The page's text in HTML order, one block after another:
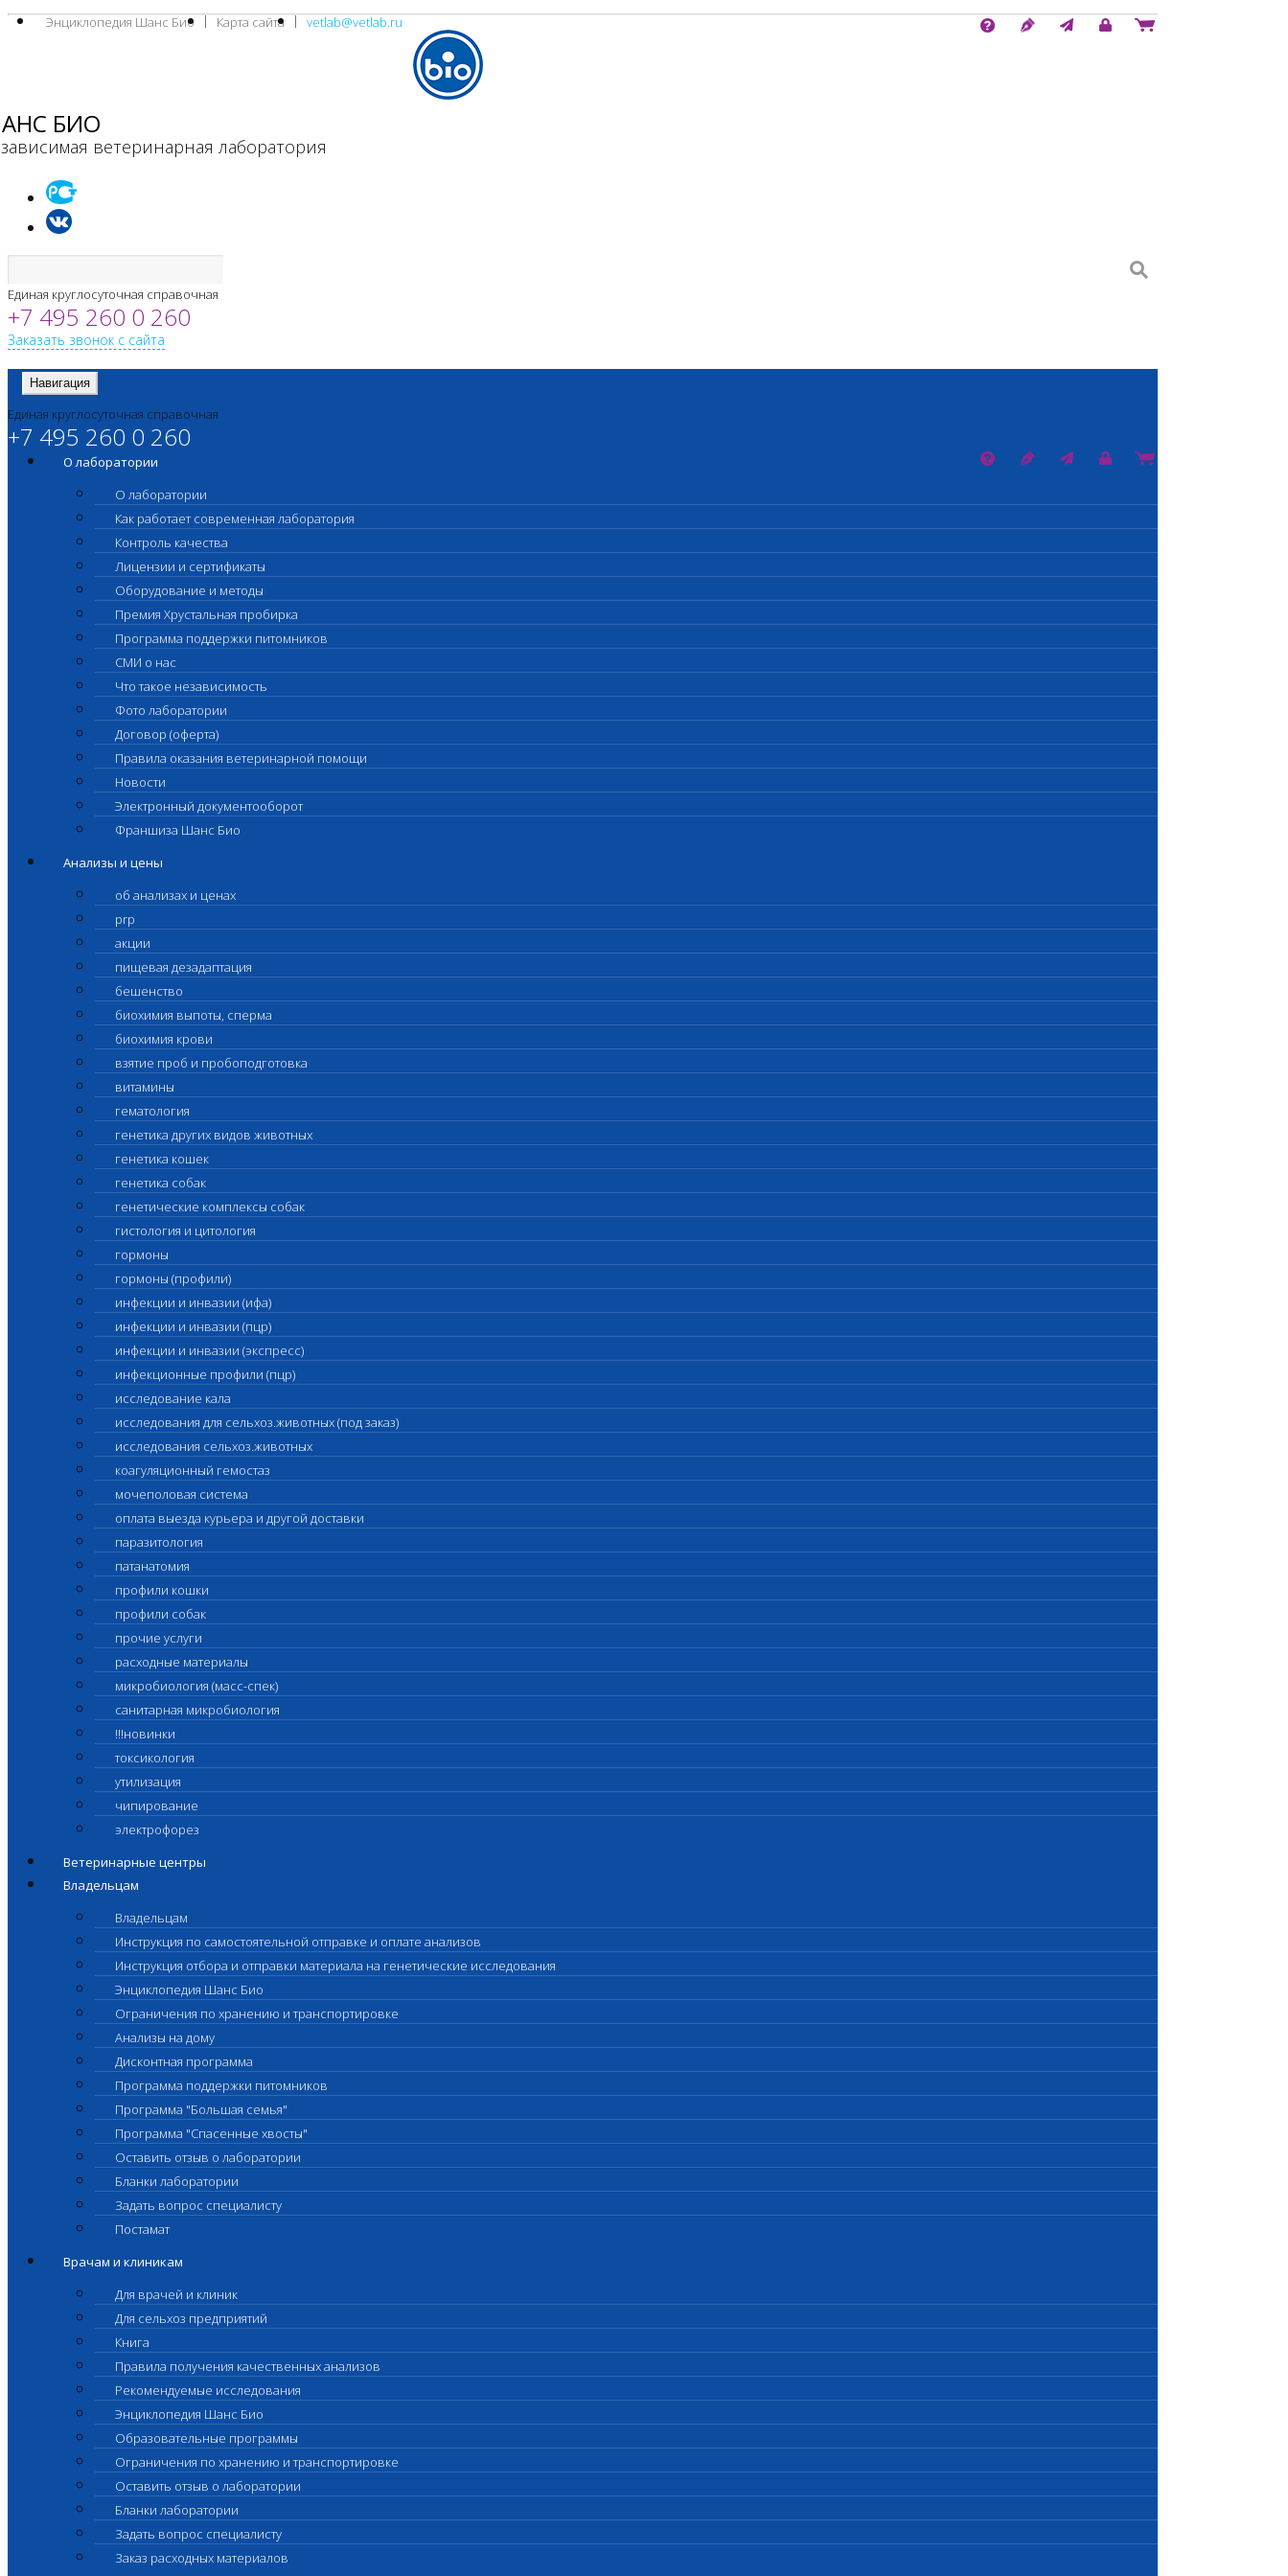
Энциклопедия Шанс Био Карта сайта vetlab@vetlab.ru
БИО
ветеринарная лаборатория
Единая круглосуточная справочная
+7 495 260 0 260
Заказать звонок с сайта
Навигация
Единая круглосуточная справочная
+7 495 260 0 260
О лаборатории
О лаборатории
Как работает современная лаборатория
Контроль качества
Лицензии и сертификаты
Оборудование и методы
Премия Хрустальная пробирка
Программа поддержки питомников
СМИ о нас
Что такое независимость
Фото лаборатории
Договор (оферта)
Правила оказания ветеринарной помощи
Новости
Электронный документооборот
Франшиза Шанс Био
Анализы и цены
об анализах и ценах
prp
акции
пищевая дезадаптация
бешенство
биохимия выпоты, сперма
биохимия крови
взятие проб и пробоподготовка
витамины
гематология
генетика других видов животных
генетика кошек
генетика собак
генетические комплексы собак
гистология и цитология
гормоны
гормоны (профили)
инфекции и инвазии (ифа)
инфекции и инвазии (пцр)
инфекции и инвазии (экспресс)
инфекционные профили (пцр)
исследование кала
исследования для сельхоз.животных (под заказ)
исследования сельхоз.животных
коагуляционный гемостаз
мочеполовая система
оплата выезда курьера и другой доставки
паразитология
патанатомия
профили кошки
профили собак
прочие услуги
расходные материалы
микробиология (масс-спек)
санитарная микробиология
!!!новинки
токсикология
утилизация
чипирование
электрофорез
Ветеринарные центры
Владельцам
Владельцам
Инструкция по самостоятельной отправке и оплате анализов
Инструкция отбора и отправки материала на генетические исследования
Энциклопедия Шанс Био
Ограничения по хранению и транспортировке
Анализы на дому
Дисконтная программа
Программа поддержки питомников
Программа "Большая семья"
Программа "Спасенные хвосты"
Оставить отзыв о лаборатории
Бланки лаборатории
Задать вопрос специалисту
Постамат
Врачам и клиникам
Для врачей и клиник
Для сельхоз предприятий
Книга
Правила получения качественных анализов
Рекомендуемые исследования
Энциклопедия Шанс Био
Образовательные программы
Ограничения по хранению и транспортировке
Оставить отзыв о лаборатории
Бланки лаборатории
Задать вопрос специалисту
Заказ расходных материалов